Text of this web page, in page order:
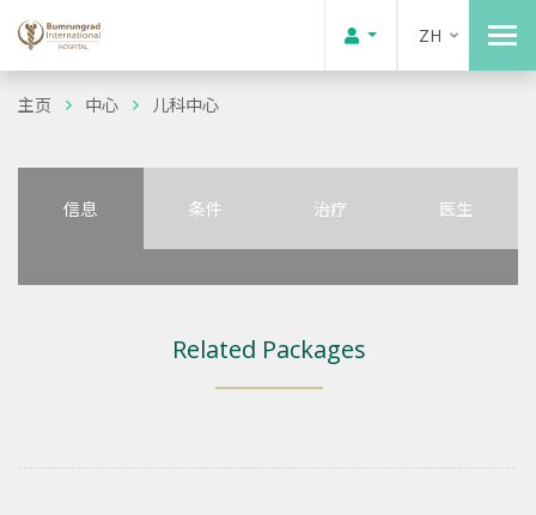
ZH
主页 中心 儿科中心
信息 条件 治疗 医生
Related Packages